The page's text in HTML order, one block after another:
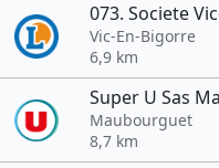
073. Societe
Vic-En-Bigorre
6,9 km
Super U Sas
Maubourguet
8,7 km